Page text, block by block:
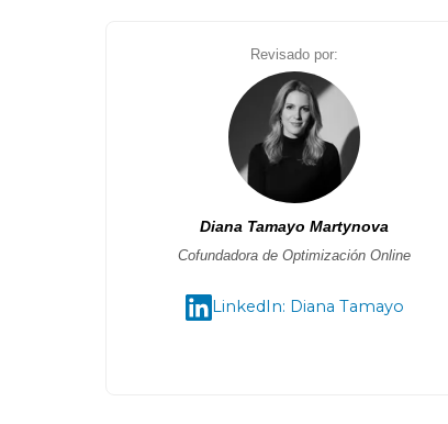
Revisado por:
Diana Tamayo Martynova
Cofundadora de Optimización Online
LinkedIn: Diana Tamayo